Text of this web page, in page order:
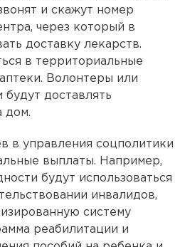
и скажут номер
через который в
доставку лекарств.
в территориальные
Волонтеры или
доставлять
дом.
в управления соцполитики
выплаты. Например,
будут использоваться
инвалидов,
систему
реабилитации и